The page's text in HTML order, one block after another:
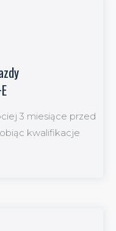
3 miesiące przed
kwalifikacje